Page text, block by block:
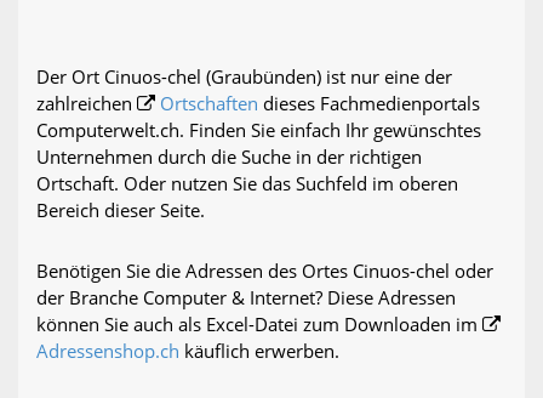
Der Ort Cinuos-chel (Graubünden) ist nur eine der
zahlreichen
Ortschaften dieses Fachmedienportals
Computerwelt.ch. Finden Sie einfach Ihr gewünschtes
Unternehmen durch die Suche in der richtigen
Ortschaft. Oder nutzen Sie das Suchfeld im oberen
Bereich dieser Seite.
Benötigen Sie die Adressen des Ortes Cinuos-chel oder
der Branche Computer & Internet? Diese Adressen
können Sie auch als Excel-Datei zum Downloaden im
Adressenshop.ch käuflich erwerben.